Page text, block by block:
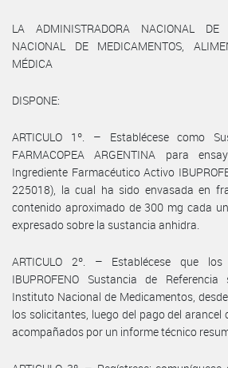
LA ADMINISTRADORA NACIONAL DE
NACIONAL DE MEDICAMENTOS,
MÉDICA
DISPONE:
ARTICULO 1º. – Establécese como
FARMACOPEA ARGENTINA para
Ingrediente Farmacéutico Activo
225018), la cual ha sido envasada en
contenido aproximado de 300 mg cada
expresado sobre la sustancia anhidra.
ARTICULO 2º. – Establécese que
IBUPROFENO Sustancia de
Instituto Nacional de Medicamentos,
los solicitantes, luego del pago del arancel
acompañados por un informe técnico